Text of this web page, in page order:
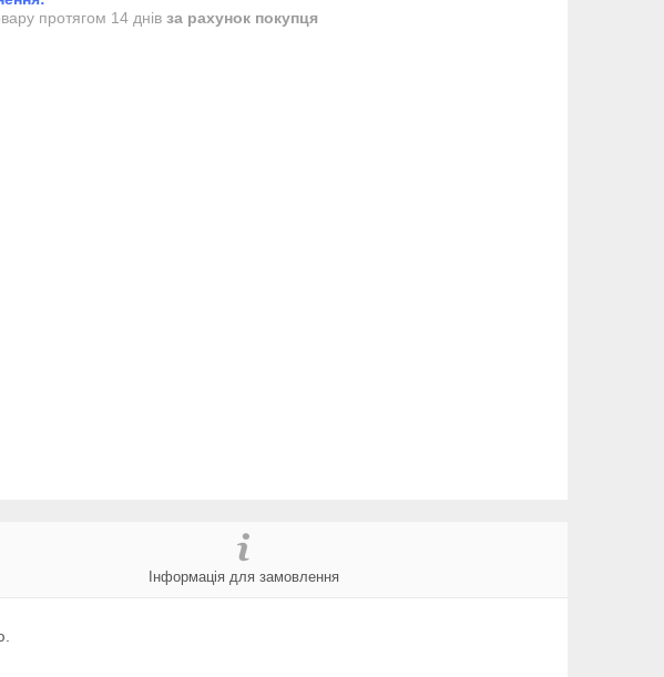
протягом 14 днів за рахунок покупця
Інформація для замовлення